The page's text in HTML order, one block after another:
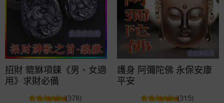
招財 貔貅項鍊《男、女適
用》求財必備
(378)
護身 阿彌陀佛 永保安康
平安
(315)